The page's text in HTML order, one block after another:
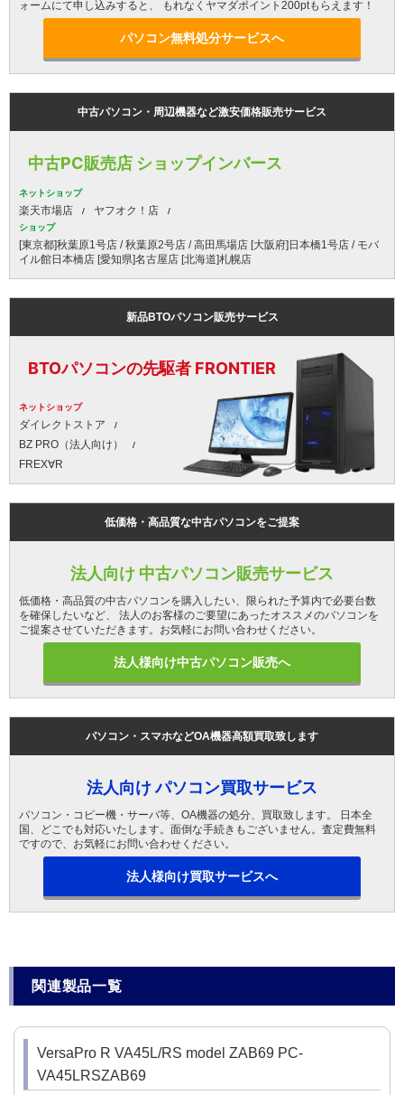
ォームにて申し込みすると、 もれなくヤマダポイント200ptもらえます！
パソコン無料処分サービスへ
中古パソコン・周辺機器など激安価格販売サービス
中古PC販売店 ショップインバース
ネットショップ
楽天市場店 ヤフオク！店
ショップ
[東京都]秋葉原1号店 / 秋葉原2号店 / 高田馬場店 [大阪府]日本橋1号店 / モバ
イル館日本橋店 [愛知県]名古屋店 [北海道]札幌店
新品BTOパソコン販売サービス
BTOパソコンの先駆者 FRONTIER
ネットショップ
ダイレクトストア
BZ PRO（法人向け）
FREX∀R
低価格・高品質な中古パソコンをご提案
法人向け 中古パソコン販売サービス
低価格・高品質の中古パソコンを購入したい、限られた予算内で必要台数
を確保したいなど、 法人のお客様のご要望にあったオススメのパソコンを
ご提案させていただきます。お気軽にお問い合わせください。
法人様向け中古パソコン販売へ
パソコン・スマホなどOA機器高額買取致します
法人向け パソコン買取サービス
パソコン・コピー機・サーバ等、OA機器の処分、買取致します。 日本全
国、どこでも対応いたします。面倒な手続きもございません。査定費無料
ですので、お気軽にお問い合わせください。
法人様向け買取サービスへ
関連製品一覧
VersaPro R VA45L/RS model ZAB69 PC-
VA45LRSZAB69